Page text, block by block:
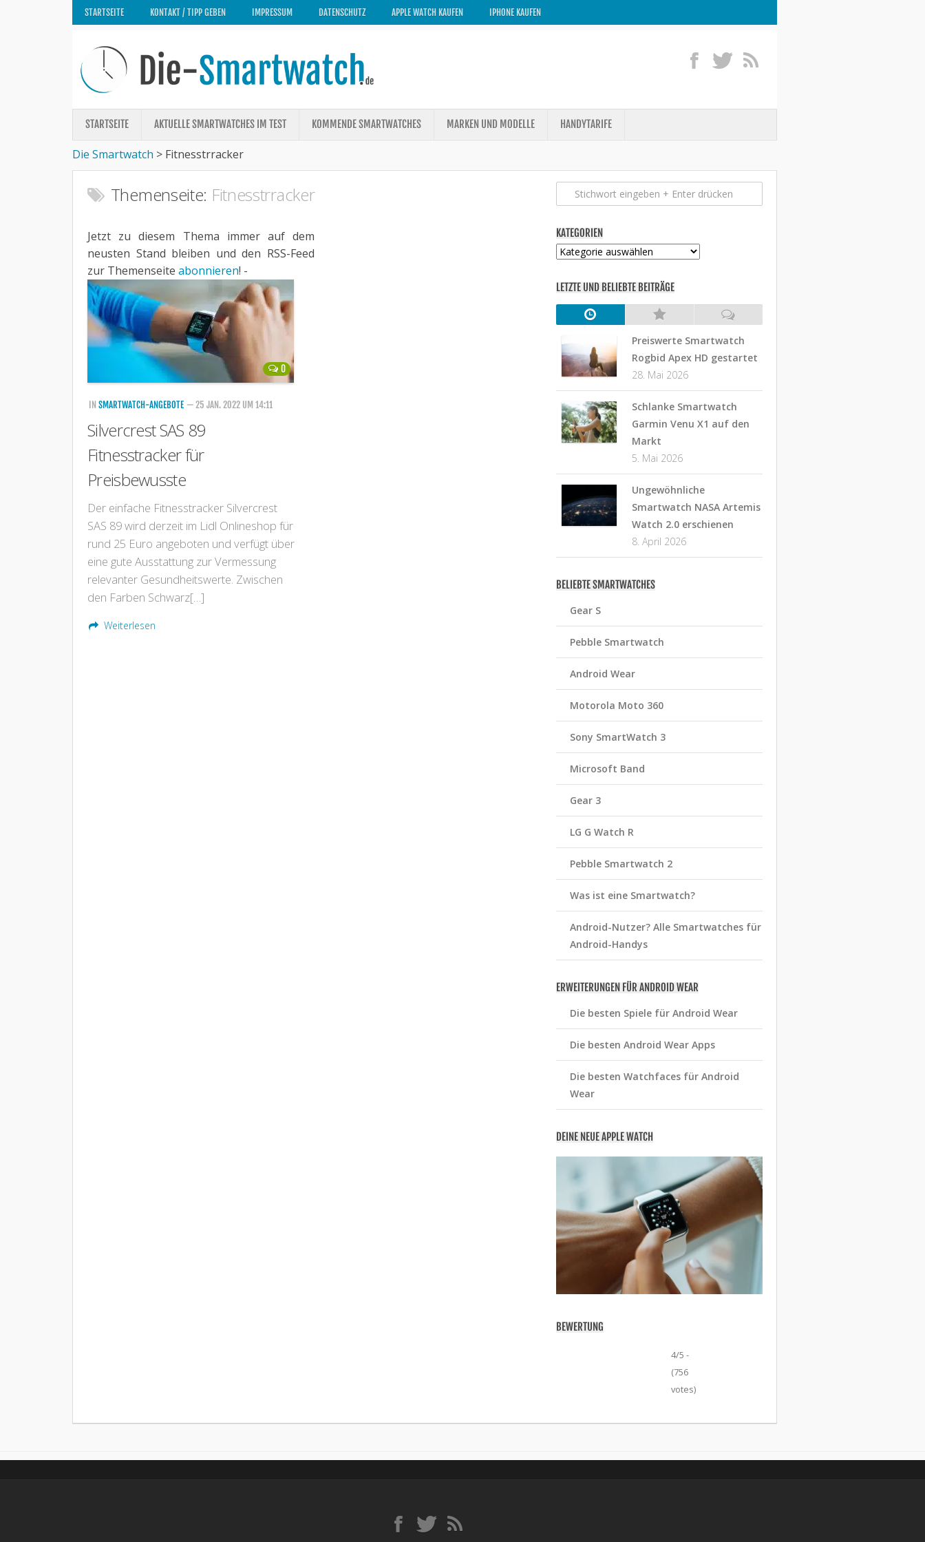
STARTSEITE KONTAKT / TIPP GEBEN IMPRESSUM DATENSCHUTZ APPLE WATCH KAUFEN IPHONE KAUFEN
STARTSEITE AKTUELLE SMARTWATCHES IM TEST KOMMENDE SMARTWATCHES MARKEN UND MODELLE HANDYTARIFE
Die Smartwatch > Fitnesstrracker
Themenseite: Fitnesstrracker
Jetzt zu diesem Thema immer auf dem
neusten Stand bleiben und den RSS-Feed
zur Themenseite abonnieren! -
0
IN SMARTWATCH-ANGEBOTE — 25 JAN. 2022 UM 14:11
Silvercrest SAS 89
Fitnesstracker für
Preisbewusste
Der einfache Fitnesstracker Silvercrest
SAS 89 wird derzeit im Lidl Onlineshop für
rund 25 Euro angeboten und verfügt über
eine gute Ausstattung zur Vermessung
relevanter Gesundheitswerte. Zwischen
den Farben Schwarz[…]
Weiterlesen
KATEGORIEN
Kategorien
LETZTE UND BELIEBTE BEITRÄGE
Preiswerte Smartwatch
Rogbid Apex HD gestartet
28. Mai 2026
Schlanke Smartwatch
Garmin Venu X1 auf den
Markt
5. Mai 2026
Ungewöhnliche
Smartwatch NASA Artemis
Watch 2.0 erschienen
8. April 2026
BELIEBTE SMARTWATCHES
Gear S
Pebble Smartwatch
Android Wear
Motorola Moto 360
Sony SmartWatch 3
Microsoft Band
Gear 3
LG G Watch R
Pebble Smartwatch 2
Was ist eine Smartwatch?
Android-Nutzer? Alle Smartwatches für
Android-Handys
ERWEITERUNGEN FÜR ANDROID WEAR
Die besten Spiele für Android Wear
Die besten Android Wear Apps
Die besten Watchfaces für Android
Wear
DEINE NEUE APPLE WATCH
BEWERTUNG
4/5 -
(756
votes)